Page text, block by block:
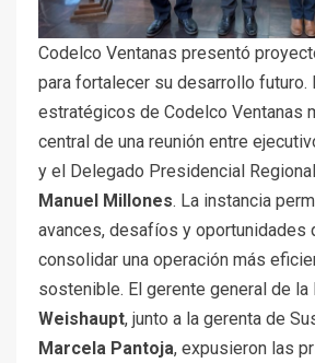
Codelco Ventanas presentó
para fortalecer su desarrollo futuro.
estratégicos de Codelco Ventanas
central de una reunión entre
y el Delegado Presidencial
Manuel Millones. La instancia
avances, desafíos y oportunidades
consolidar una operación más
sostenible. El gerente general de la
Weishaupt, junto a la gerenta de
Marcela Pantoja, expusieron las